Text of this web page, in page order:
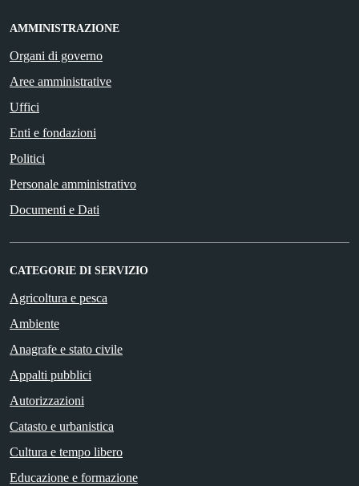
AMMINISTRAZIONE
Organi di governo
Aree amministrative
Uffici
Enti e fondazioni
Politici
Personale amministrativo
Documenti e Dati
CATEGORIE DI SERVIZIO
Agricoltura e pesca
Ambiente
Anagrafe e stato civile
Appalti pubblici
Autorizzazioni
Catasto e urbanistica
Cultura e tempo libero
Educazione e formazione